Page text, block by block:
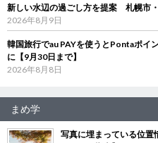
新しい水辺の過ごし方を提案 札幌市
2026年8月9日
韓国旅行でau PAYを使うとPontaポイ
に【9月30日まで】
2026年8月8日
まめ学
写真に埋まっている位